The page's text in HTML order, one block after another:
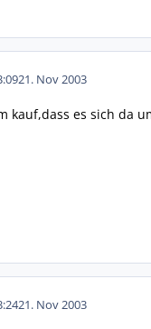
21. Nov 2003
kauf,dass es sich da
21. Nov 2003